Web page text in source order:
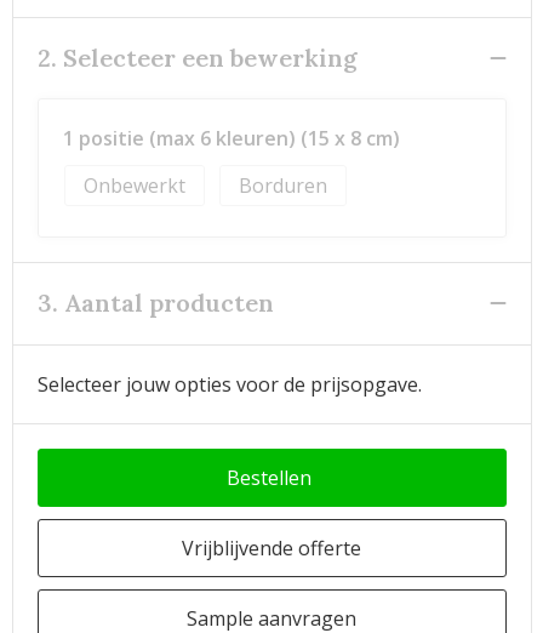
2. Selecteer een bewerking
1 positie (max 6 kleuren) (15 x 8 cm)
Onbewerkt
Borduren
3. Aantal producten
Selecteer jouw opties voor de prijsopgave.
Bestellen
Vrijblijvende offerte
Sample aanvragen